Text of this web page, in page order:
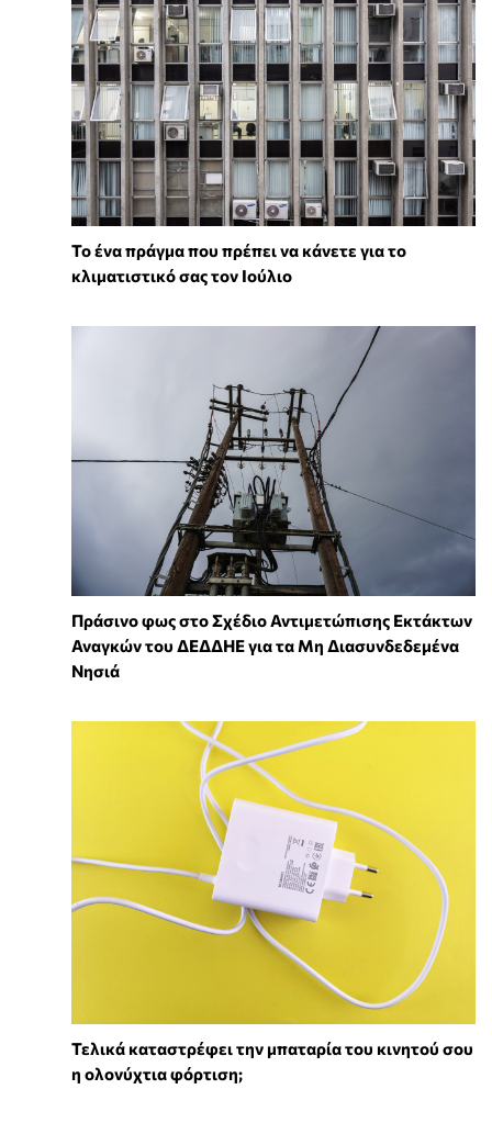
Το ένα πράγμα που πρέπει να κάνετε για το
κλιματιστικό σας τον Ιούλιο
Πράσινο φως στο Σχέδιο Αντιμετώπισης Εκτάκτων
Αναγκών του ΔΕΔΔΗΕ για τα Μη Διασυνδεδεμένα
Νησιά
Τελικά καταστρέφει την μπαταρία του κινητού σου
η ολονύχτια φόρτιση;